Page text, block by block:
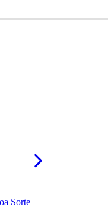
Sorte